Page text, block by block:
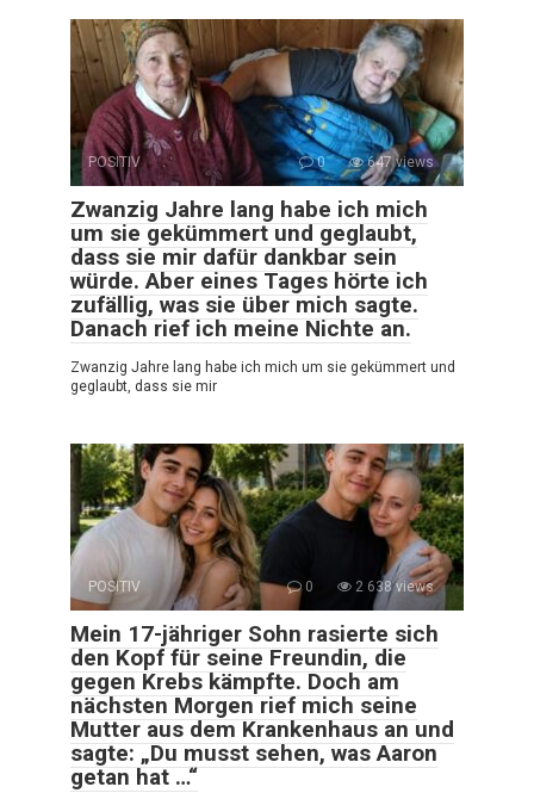
POSITIV 0 647 views
Zwanzig Jahre lang habe ich mich
um sie gekümmert und geglaubt,
dass sie mir dafür dankbar sein
würde. Aber eines Tages hörte ich
zufällig, was sie über mich sagte.
Danach rief ich meine Nichte an.
Zwanzig Jahre lang habe ich mich um sie gekümmert und
geglaubt, dass sie mir
POSITIV 0 2 638 views
Mein 17-jähriger Sohn rasierte sich
den Kopf für seine Freundin, die
gegen Krebs kämpfte. Doch am
nächsten Morgen rief mich seine
Mutter aus dem Krankenhaus an und
sagte: „Du musst sehen, was Aaron
getan hat …“